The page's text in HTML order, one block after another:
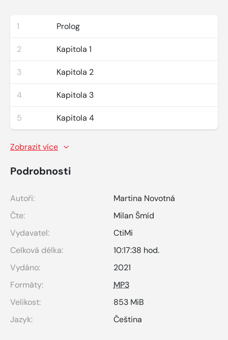
1 Prolog
2 Kapitola 1
3 Kapitola 2
4 Kapitola 3
5 Kapitola 4
Zobrazit více
Podrobnosti
Autoři:
Martina Novotná
Čte:
Milan Šmíd
Vydavatel:
CtiMi
Celková délka:
10:17:38 hod.
Vydáno:
2021
Formáty:
MP3
Velikost:
853 MiB
Jazyk:
Čeština